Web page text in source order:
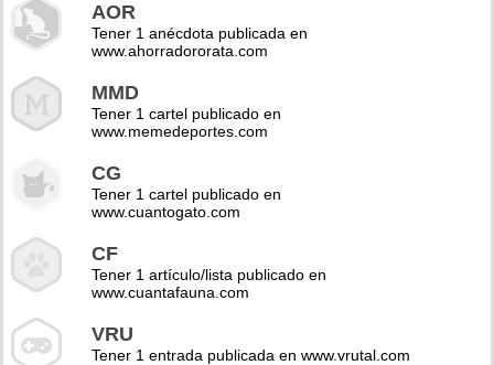
AOR
Tener 1 anécdota publicada en
www.ahorradororata.com
MMD
Tener 1 cartel publicado en
www.memedeportes.com
CG
Tener 1 cartel publicado en
www.cuantogato.com
CF
Tener 1 artículo/lista publicado en
www.cuantafauna.com
VRU
Tener 1 entrada publicada en www.vrutal.com